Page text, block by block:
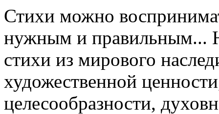
Стихи можно
нужным и правильным...
стихи из мирового
художественной
целесообразности,